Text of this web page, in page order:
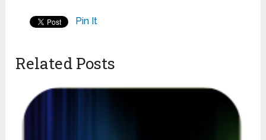
Pin It
Related Posts